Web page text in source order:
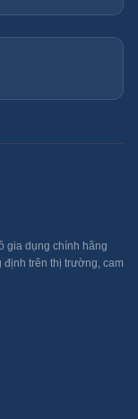
Quan
Nhãn
gia dụng chính hãng
trên thị trường, cam